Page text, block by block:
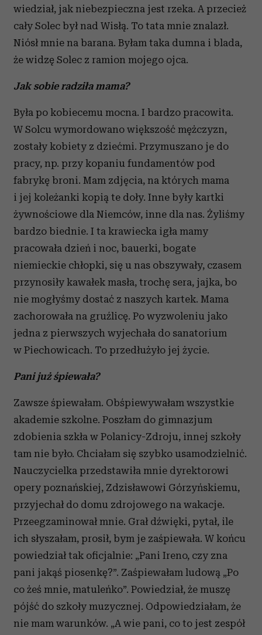
wiedział, jak niebezpieczna jest rzeka. A przecież
cały Solec był nad Wisłą. To tata mnie znalazł.
Niósł mnie na barana. Byłam taka dumna i blada,
że widzę Solec z ramion mojego ojca.
Jak sobie radziła mama?
Była po kobiecemu mocna. I bardzo pracowita.
W Solcu wymordowano większość mężczyzn,
zostały kobiety z dziećmi. Przymuszano je do
pracy, np. przy kopaniu fundamentów pod
fabrykę broni. Mam zdjęcia, na których mama
i jej koleżanki kopią te doły. Inne były kartki
żywnościowe dla Niemców, inne dla nas. Żyliśmy
bardzo biednie. I ta krawiecka igła mamy
pracowała dzień i noc, bauerki, bogate
niemieckie chłopki, się u nas obszywały, czasem
przynosiły kawałek masła, trochę sera, jajka, bo
nie mogłyśmy dostać z naszych kartek. Mama
zachorowała na gruźlicę. Po wyzwoleniu jako
jedna z pierwszych wyjechała do sanatorium
w Piechowicach. To przedłużyło jej życie.
Pani już śpiewała?
Zawsze śpiewałam. Obśpiewywałam wszystkie
akademie szkolne. Poszłam do gimnazjum
zdobienia szkła w Polanicy-Zdroju, innej szkoły
tam nie było. Chciałam się szybko usamodzielnić.
Nauczycielka przedstawiła mnie dyrektorowi
opery poznańskiej, Zdzisławowi Górzyńskiemu,
przyjechał do domu zdrojowego na wakacje.
Przeegzaminował mnie. Grał dźwięki, pytał, ile
ich słyszałam, prosił, bym je zaśpiewała. W końcu
powiedział tak oficjalnie: „Pani Ireno, czy zna
pani jakąś piosenkę?”. Zaśpiewałam ludową „Po
co żeś mnie, matuleńko”. Powiedział, że muszę
pójść do szkoły muzycznej. Odpowiedziałam, że
nie mam warunków. „A wie pani, co to jest zespół